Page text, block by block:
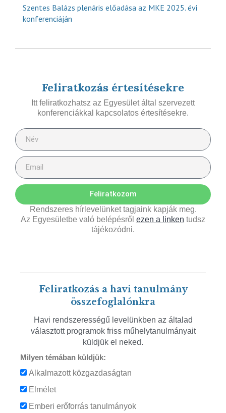
Szentes Balázs plenáris előadása az MKE 2025. évi
konferenciáján
Feliratkozás értesítésekre
Itt feliratkozhatsz az Egyesület által szervezett
konferenciákkal kapcsolatos értesítésekre.
Feliratkozom
Rendszeres hírlevelünket tagjaink kapják meg.
Az Egyesületbe való belépésről ezen a linken tudsz
tájékozódni.
Feliratkozás a havi tanulmány
összefoglalónkra
Havi rendszerességű levelünkben az általad
választott programok friss műhelytanulmányait
küldjük el neked.
Milyen témában küldjük:
Alkalmazott közgazdaságtan
Elmélet
Emberi erőforrás tanulmányok